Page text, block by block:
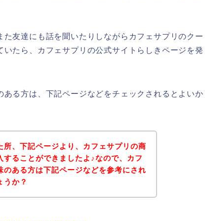
友達にも話を聞いたりしながらカフェサプリのクー
たら、カフェサプリの公式サイトらしきページを発
る方は、下記ページなどをチェックされるとよいか
所、下記ページより、カフェサプリの商
することができましたよ♪なので、カフ
のある方は下記ページなどを参考にされ
うか？